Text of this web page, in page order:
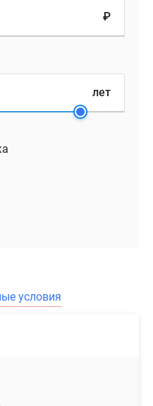
₽
лет
условия